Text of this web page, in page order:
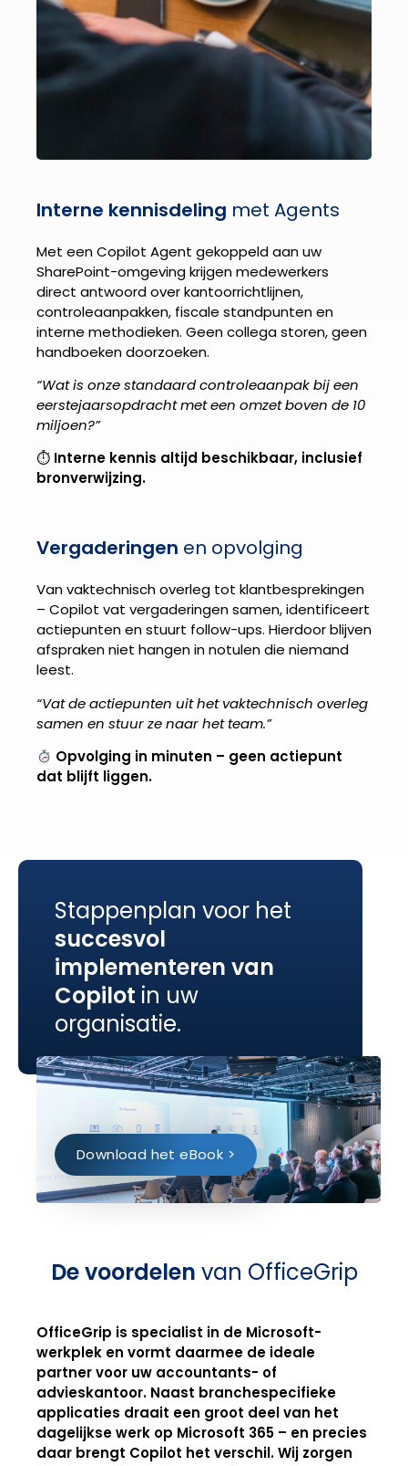
Interne kennisdeling met Agents
Met een Copilot Agent gekoppeld aan uw
SharePoint-omgeving krijgen medewerkers
direct antwoord over kantoorrichtlijnen,
controleaanpakken, fiscale standpunten en
interne methodieken. Geen collega storen, geen
handboeken doorzoeken.
“Wat is onze standaard controleaanpak bij een
eerstejaarsopdracht met een omzet boven de 10
miljoen?”
⏱ Interne kennis altijd beschikbaar, inclusief
bronverwijzing.
Vergaderingen en opvolging
Van vaktechnisch overleg tot klantbesprekingen
– Copilot vat vergaderingen samen, identificeert
actiepunten en stuurt follow-ups. Hierdoor blijven
afspraken niet hangen in notulen die niemand
leest.
“Vat de actiepunten uit het vaktechnisch overleg
samen en stuur ze naar het team.”
Opvolging in minuten – geen actiepunt
dat blijft liggen.
Stappenplan voor het
succesvol
implementeren van
Copilot in uw
organisatie.
Download het eBook >
De voordelen van OfficeGrip
OfficeGrip is specialist in de Microsoft-
werkplek en vormt daarmee de ideale
partner voor uw accountants- of
advieskantoor. Naast branchespecifieke
applicaties draait een groot deel van het
dagelijkse werk op Microsoft 365 – en precies
daar brengt Copilot het verschil. Wij zorgen